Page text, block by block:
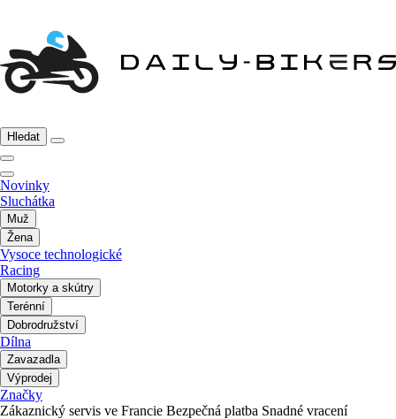
Hledat
Novinky
Sluchátka
Muž
Žena
Vysoce technologické
Racing
Motorky a skútry
Terénní
Dobrodružství
Dílna
Zavazadla
Výprodej
Značky
Zákaznický servis ve Francie Bezpečná platba Snadné vracení